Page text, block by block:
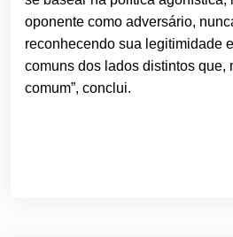
oponente como adversário,
reconhecendo sua legitimidade
comuns dos lados distintos que,
comum”, conclui.